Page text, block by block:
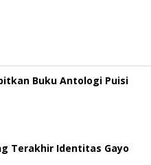
Buku Antologi Puisi
Terakhir Identitas Gayo